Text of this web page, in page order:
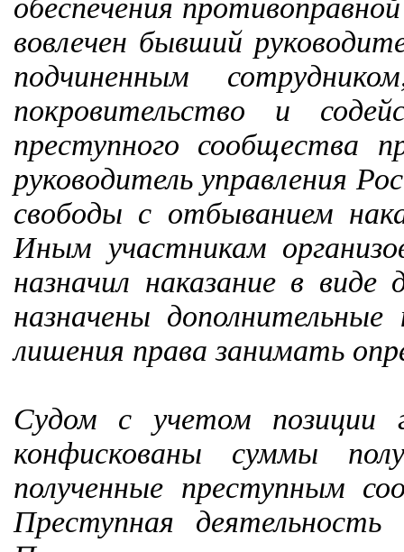
обеспечения
вовлечен бывший
подчиненным
покровительство и
преступного сообщества
руководитель управления
свободы с отбыванием
Иным участникам
назначил наказание в
назначены
лишения права занимать
Судом с учетом позиции
конфискованы суммы
полученные преступным
Преступная